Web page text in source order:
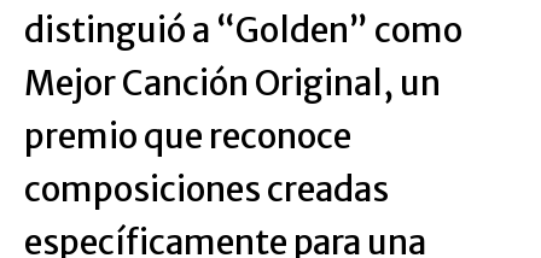
distinguió a “Golden” como
Mejor Canción Original, un
premio que reconoce
composiciones creadas
específicamente para una